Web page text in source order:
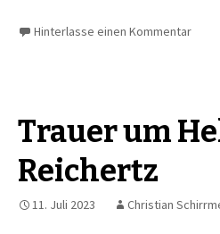
Hinterlasse einen Kommentar
Trauer um
Reichertz
11. Juli 2023 Christian